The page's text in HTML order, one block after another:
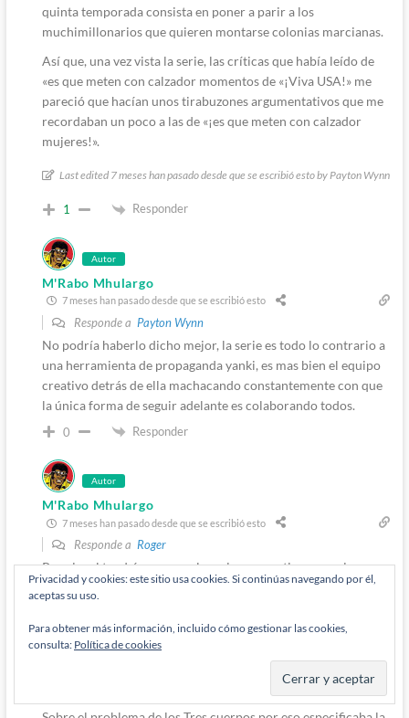
quinta temporada consista en poner a parir a los
muchimillonarios que quieren montarse colonias marcianas.
Así que, una vez vista la serie, las críticas que había leído de
«es que meten con calzador momentos de «¡Viva USA!» me
pareció que hacían unos tirabuzones argumentativos que me
recordaban un poco a las de «¡es que meten con calzador
mujeres!».
Last edited 7 meses han pasado desde que se escribió esto by Payton Wynn
1 Responder
Autor
M'Rabo Mhulargo
7 meses han pasado desde que se escribió esto
Responde a Payton Wynn
No podría haberlo dicho mejor, la serie es todo lo contrario a
una herramienta de propaganda yanki, es mas bien el equipo
creativo detrás de ella machacando constantemente con que
la única forma de seguir adelante es colaborando todos.
0 Responder
Autor
M'Rabo Mhulargo
7 meses han pasado desde que se escribió esto
Responde a Roger
Pues igual tendrías que ver la serie porque tienes una imagen
muy distorsionada de la misma. En esta a quienes se suele
astronautas y científicos de la Nasa y Roscosmos a lo largo de
la serie han colaborado a menudo en contra de los deseos de
Privacidad y cookies: este sitio usa cookies. Si continúas navegando por él,
aceptas su uso.
Para obtener más información, incluido cómo gestionar las cookies,
consulta: Política de cookies